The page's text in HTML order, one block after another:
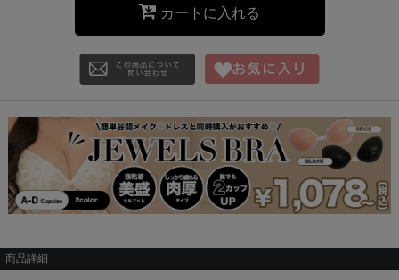
カートに入れる
商品詳細